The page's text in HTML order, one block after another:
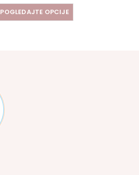
POGLEDAJTE OPCIJE